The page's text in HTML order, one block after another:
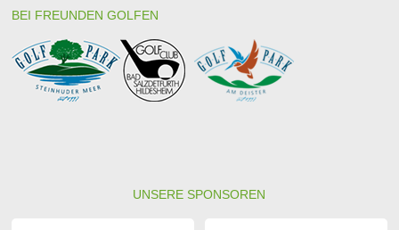
BEI FREUNDEN GOLFEN
UNSERE SPONSOREN